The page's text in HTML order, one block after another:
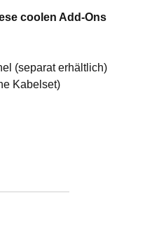
coolen Add-Ons
(separat erhältlich)
Kabelset)